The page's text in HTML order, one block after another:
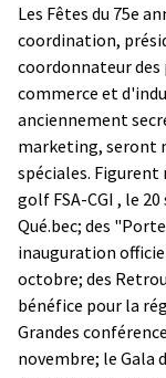
Les Fêtes du 75e
coordination,
coordonnateur des
commerce et
anciennement
marketing, seront
spéciales. Figurent
golf FSA-CGI , le
Qué.bec; des
inauguration
octobre; des
bénéfice pour la
Grandes
novembre; le Gala